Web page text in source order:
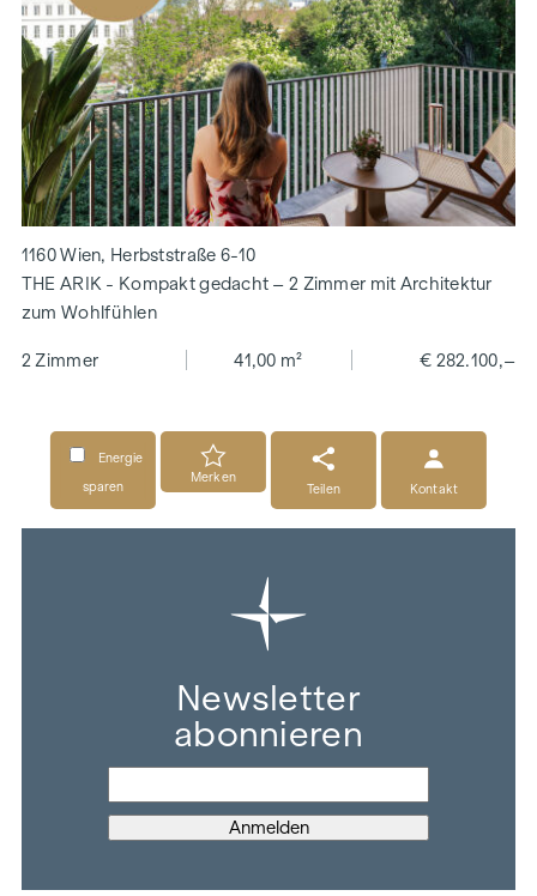
1160 Wien, Herbststraße 6-10
THE ARIK - Kompakt gedacht – 2 Zimmer mit Architektur
zum Wohlfühlen
2 Zimmer 41,00 m² € 282.100,–
Energie
sparen
Merken
Teilen
Kontakt
Newsletter
abonnieren